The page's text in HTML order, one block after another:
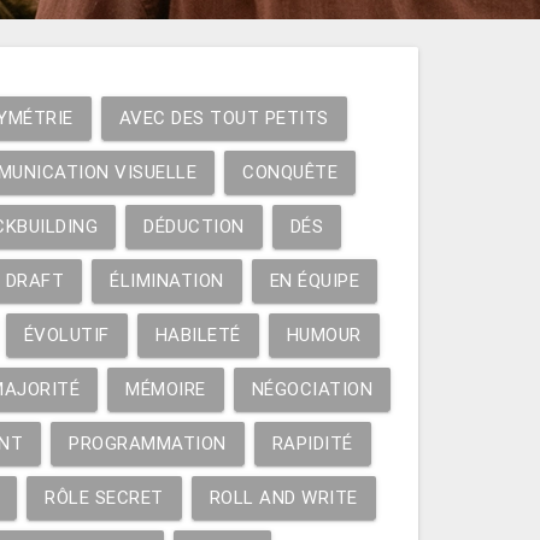
AVEC DES TOUT PETITS
VISUELLE CONQUÊTE
DÉDUCTION DÉS
DRAFT ÉLIMINATION EN ÉQUIPE
ÉVOLUTIF HABILETÉ HUMOUR
MÉMOIRE NÉGOCIATION
PROGRAMMATION RAPIDITÉ
RÔLE SECRET ROLL AND WRITE